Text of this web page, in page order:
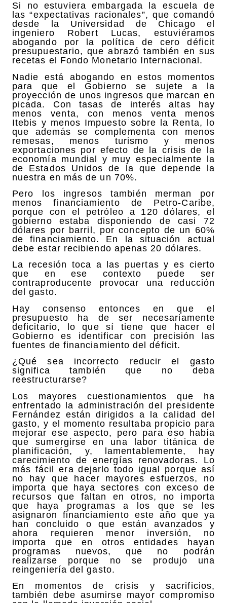
Si no estuviera embargada la escuela de
las “expectativas racionales”, que comandó
desde la Universidad de Chicago el
ingeniero Robert Lucas, estuviéramos
abogando por la política de cero déficit
presupuestario, que abrazó también en sus
recetas el Fondo Monetario Internacional.
Nadie está abogando en estos momentos
para que el Gobierno se sujete a la
proyección de unos ingresos que marcan en
picada. Con tasas de interés altas hay
menos venta, con menos venta menos
Itebis y menos Impuesto sobre la Renta, lo
que además se complementa con menos
remesas, menos turismo y menos
exportaciones por efecto de la crisis de la
economía mundial y muy especialmente la
de Estados Unidos de la que depende la
nuestra en más de un 70%.
Pero los ingresos también merman por
menos financiamiento de Petro-Caribe,
porque con el petróleo a 120 dólares, el
gobierno estaba disponiendo de casi 72
dólares por barril, por concepto de un 60%
de financiamiento. En la situación actual
debe estar recibiendo apenas 20 dólares.
La recesión toca a las puertas y es cierto
que en ese contexto puede ser
contraproducente provocar una reducción
del gasto.
Hay consenso entonces en que el
presupuesto ha de ser necesariamente
deficitario, lo que sí tiene que hacer el
Gobierno es identificar con precisión las
fuentes de financiamiento del déficit.
¿Qué sea incorrecto reducir el gasto
significa también que no deba
reestructurarse?
Los mayores cuestionamientos que ha
enfrentado la administración del presidente
Fernández están dirigidos a la calidad del
gasto, y el momento resultaba propicio para
mejorar ese aspecto, pero para eso había
que sumergirse en una labor titánica de
planificación, y, lamentablemente, hay
carecimiento de energías renovadoras. Lo
más fácil era dejarlo todo igual porque así
no hay que hacer mayores esfuerzos, no
importa que haya sectores con exceso de
recursos que faltan en otros, no importa
que haya programas a los que se les
asignaron financiamiento este año que ya
han concluido o que están avanzados y
ahora requieren menor inversión, no
importa que en otros entidades hayan
programas nuevos, que no podrán
realizarse porque no se produjo una
reingeniería del gasto.
En momentos de crisis y sacrificios,
también debe asumirse mayor compromiso